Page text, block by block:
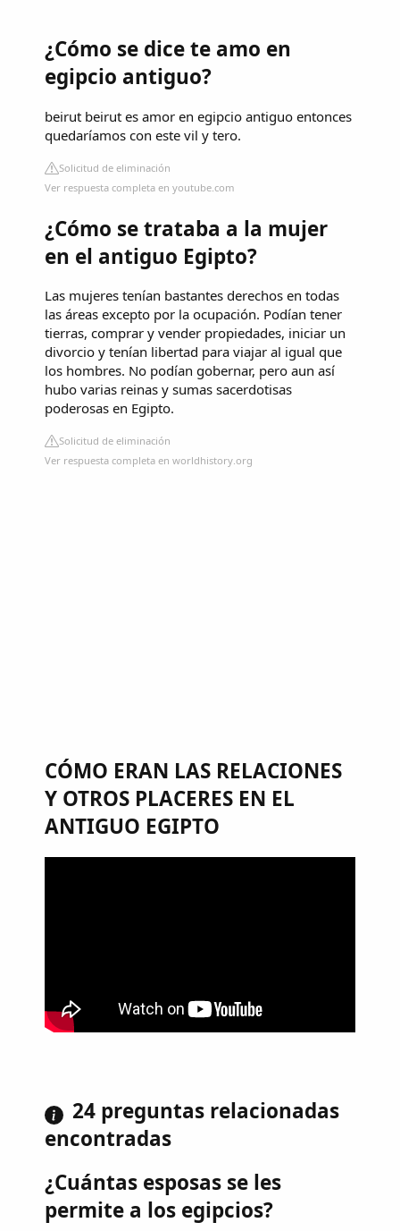
¿Cómo se dice te amo en
egipcio antiguo?
beirut beirut es amor en egipcio antiguo entonces
quedaríamos con este vil y tero.
Solicitud de eliminación
Ver respuesta completa en youtube.com
¿Cómo se trataba a la mujer
en el antiguo Egipto?
Las mujeres tenían bastantes derechos en todas
las áreas excepto por la ocupación. Podían tener
tierras, comprar y vender propiedades, iniciar un
divorcio y tenían libertad para viajar al igual que
los hombres. No podían gobernar, pero aun así
hubo varias reinas y sumas sacerdotisas
poderosas en Egipto.
Solicitud de eliminación
Ver respuesta completa en worldhistory.org
CÓMO ERAN LAS RELACIONES
Y OTROS PLACERES EN EL
ANTIGUO EGIPTO
24 preguntas relacionadas
encontradas
¿Cuántas esposas se les
permite a los egipcios?